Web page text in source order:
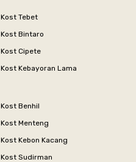
Kost Tebet
Kost Bintaro
Kost Cipete
Kost Kebayoran Lama
Kost Benhil
Kost Menteng
Kost Kebon Kacang
Kost Sudirman